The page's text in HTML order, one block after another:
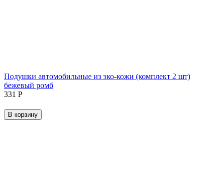
Подушки автомобильные из эко-кожи (комплект 2 шт)
бежевый ромб
‍331‍ Р
В корзину